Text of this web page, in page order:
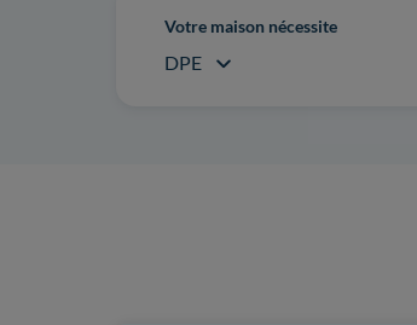
Votre maison nécessite
DPE